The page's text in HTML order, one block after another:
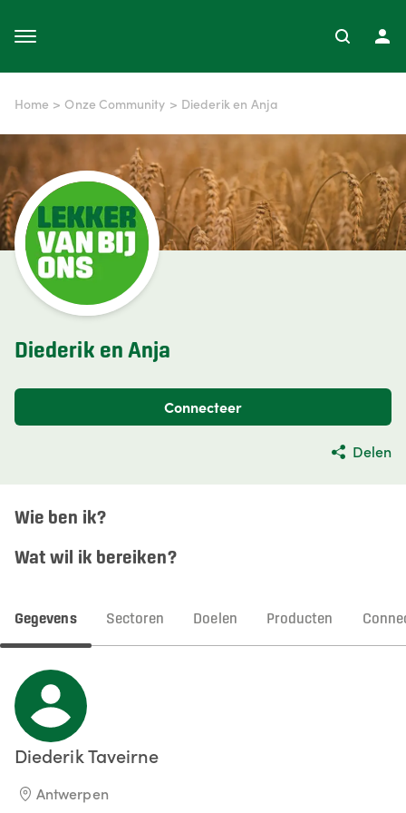
Home > Onze Community > Diederik en Anja
Diederik en Anja
Connecteer
Delen
Wie ben ik?
Wat wil ik bereiken?
Gegevens Sectoren Doelen Producten
DiederikTaveirne
Antwerpen